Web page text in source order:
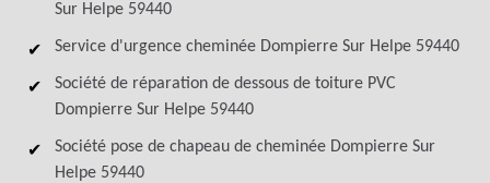
Sur Helpe 59440
Service d'urgence cheminée Dompierre Sur Helpe 59440
Société de réparation de dessous de toiture PVC
Dompierre Sur Helpe 59440
Société pose de chapeau de cheminée Dompierre Sur
Helpe 59440